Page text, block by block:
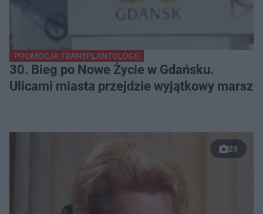
PROMOCJA TRANSPLANTOLOGII
30. Bieg po Nowe Życie w Gdańsku.
Ulicami miasta przejdzie wyjątkowy marsz
29